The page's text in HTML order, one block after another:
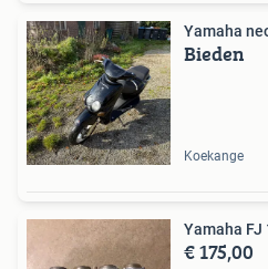
Yamaha
Bieden
Koekange
Yamaha
€ 175,00